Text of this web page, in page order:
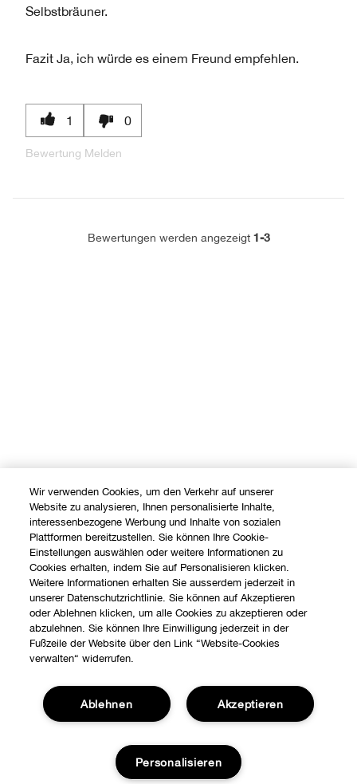
Selbstbräuner.
Fazit Ja, ich würde es einem Freund empfehlen.
1 0
Bewertung Melden
Bewertungen werden angezeigt 1-3
Shoppen
Wir verwenden Cookies, um den Verkehr auf unserer
Website zu analysieren, Ihnen personalisierte Inhalte,
interessenbezogene Werbung und Inhalte von sozialen
Plattformen bereitzustellen. Sie können Ihre Cookie-
Einstellungen auswählen oder weitere Informationen zu
Cookies erhalten, indem Sie auf Personalisieren klicken.
Weitere Informationen erhalten Sie ausserdem jederzeit in
unserer Datenschutzrichtlinie. Sie können auf Akzeptieren
oder Ablehnen klicken, um alle Cookies zu akzeptieren oder
abzulehnen. Sie können Ihre Einwilligung jederzeit in der
Fußzeile der Website über den Link “Website-Cookies
verwalten“ widerrufen.
Akzeptieren
Ablehnen
Personalisieren